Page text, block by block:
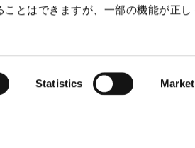
とはできますが、一部の機能が正
Statistics
ⒸCAPCOM
ソーシャルメディア利用規約 英国